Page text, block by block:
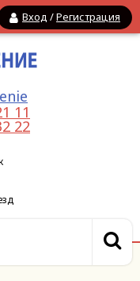
Вход /Регистрация
11
22